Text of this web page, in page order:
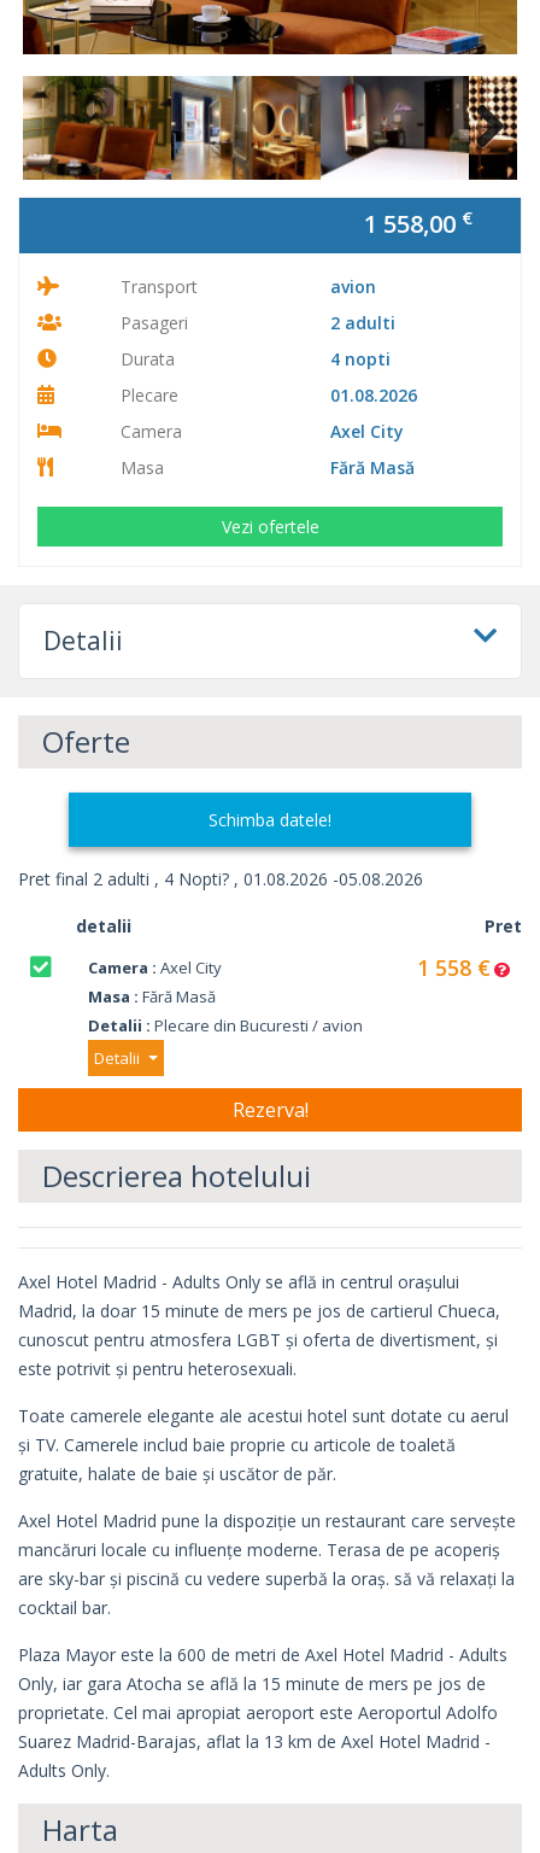
Next
1 558,00 €
Transport
avion
Pasageri
2 adulti
Durata
4 nopti
Plecare
01.08.2026
Camera
Axel City
Masa
Fără Masă
Vezi ofertele
Detalii
Oferte
Schimba datele!
Pret final 2 adulti , 4 Nopti? , 01.08.2026 -05.08.2026
detalii Pret
Camera : Axel City
Masa : Fără Masă
Detalii : Plecare din Bucuresti / avion
Detalii
1 558 €
Descrierea hotelului
Axel Hotel Madrid - Adults Only se află in centrul orașului
Madrid, la doar 15 minute de mers pe jos de cartierul Chueca,
cunoscut pentru atmosfera LGBT și oferta de divertisment, și
este potrivit și pentru heterosexuali.
Toate camerele elegante ale acestui hotel sunt dotate cu aerul
și TV. Camerele includ baie proprie cu articole de toaletă
gratuite, halate de baie și uscător de păr.
Axel Hotel Madrid pune la dispoziție un restaurant care servește
mancăruri locale cu influențe moderne. Terasa de pe acoperiș
are sky-bar și piscină cu vedere superbă la oraș. să vă relaxați la
cocktail bar.
Plaza Mayor este la 600 de metri de Axel Hotel Madrid - Adults
Only, iar gara Atocha se află la 15 minute de mers pe jos de
proprietate. Cel mai apropiat aeroport este Aeroportul Adolfo
Suarez Madrid-Barajas, aflat la 13 km de Axel Hotel Madrid -
Adults Only.
Harta